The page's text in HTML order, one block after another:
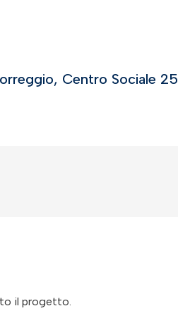
Centro Sociale 25
il progetto.